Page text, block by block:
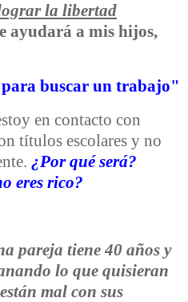
la libertad
ayudará a mis hijos,
para buscar un trabajo"
en contacto con
títulos escolares y no
¿Por qué será?
eres rico?
pareja tiene 40 años y
lo que quisieran
mal con sus